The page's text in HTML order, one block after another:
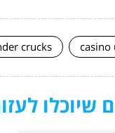
casino
crucks